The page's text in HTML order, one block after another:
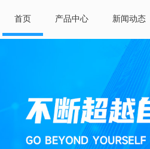
首页 产品中心 新闻动态